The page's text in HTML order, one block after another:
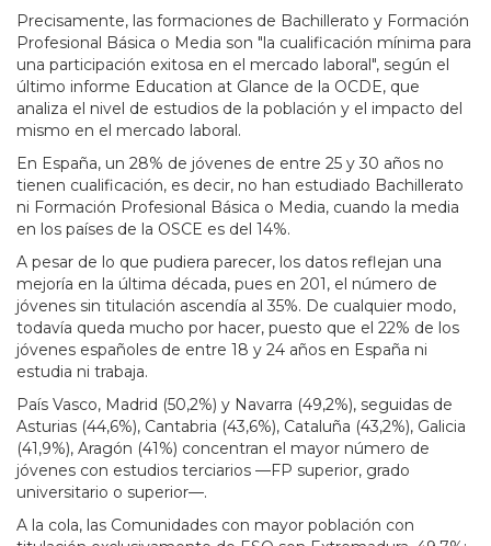
Precisamente, las formaciones de Bachillerato y Formación
Profesional Básica o Media son "la cualificación mínima para
una participación exitosa en el mercado laboral", según el
último informe Education at Glance de la OCDE, que
analiza el nivel de estudios de la población y el impacto del
mismo en el mercado laboral.
En España, un 28% de jóvenes de entre 25 y 30 años no
tienen cualificación, es decir, no han estudiado Bachillerato
ni Formación Profesional Básica o Media, cuando la media
en los países de la OSCE es del 14%.
A pesar de lo que pudiera parecer, los datos reflejan una
mejoría en la última década, pues en 201, el número de
jóvenes sin titulación ascendía al 35%. De cualquier modo,
todavía queda mucho por hacer, puesto que el 22% de los
jóvenes españoles de entre 18 y 24 años en España ni
estudia ni trabaja.
País Vasco, Madrid (50,2%) y Navarra (49,2%), seguidas de
Asturias (44,6%), Cantabria (43,6%), Cataluña (43,2%), Galicia
(41,9%), Aragón (41%) concentran el mayor número de
jóvenes con estudios terciarios —FP superior, grado
universitario o superior—.
A la cola, las Comunidades con mayor población con